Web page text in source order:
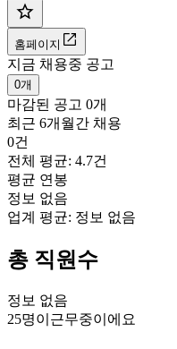
홈페이지
지금 채용중 공고
0개
마감된 공고 0개
최근 6개월간 채용
0건
전체 평균: 4.7건
평균 연봉
정보 없음
업계 평균: 정보 없음
총 직원수
정보 없음
25명이 근무중이에요